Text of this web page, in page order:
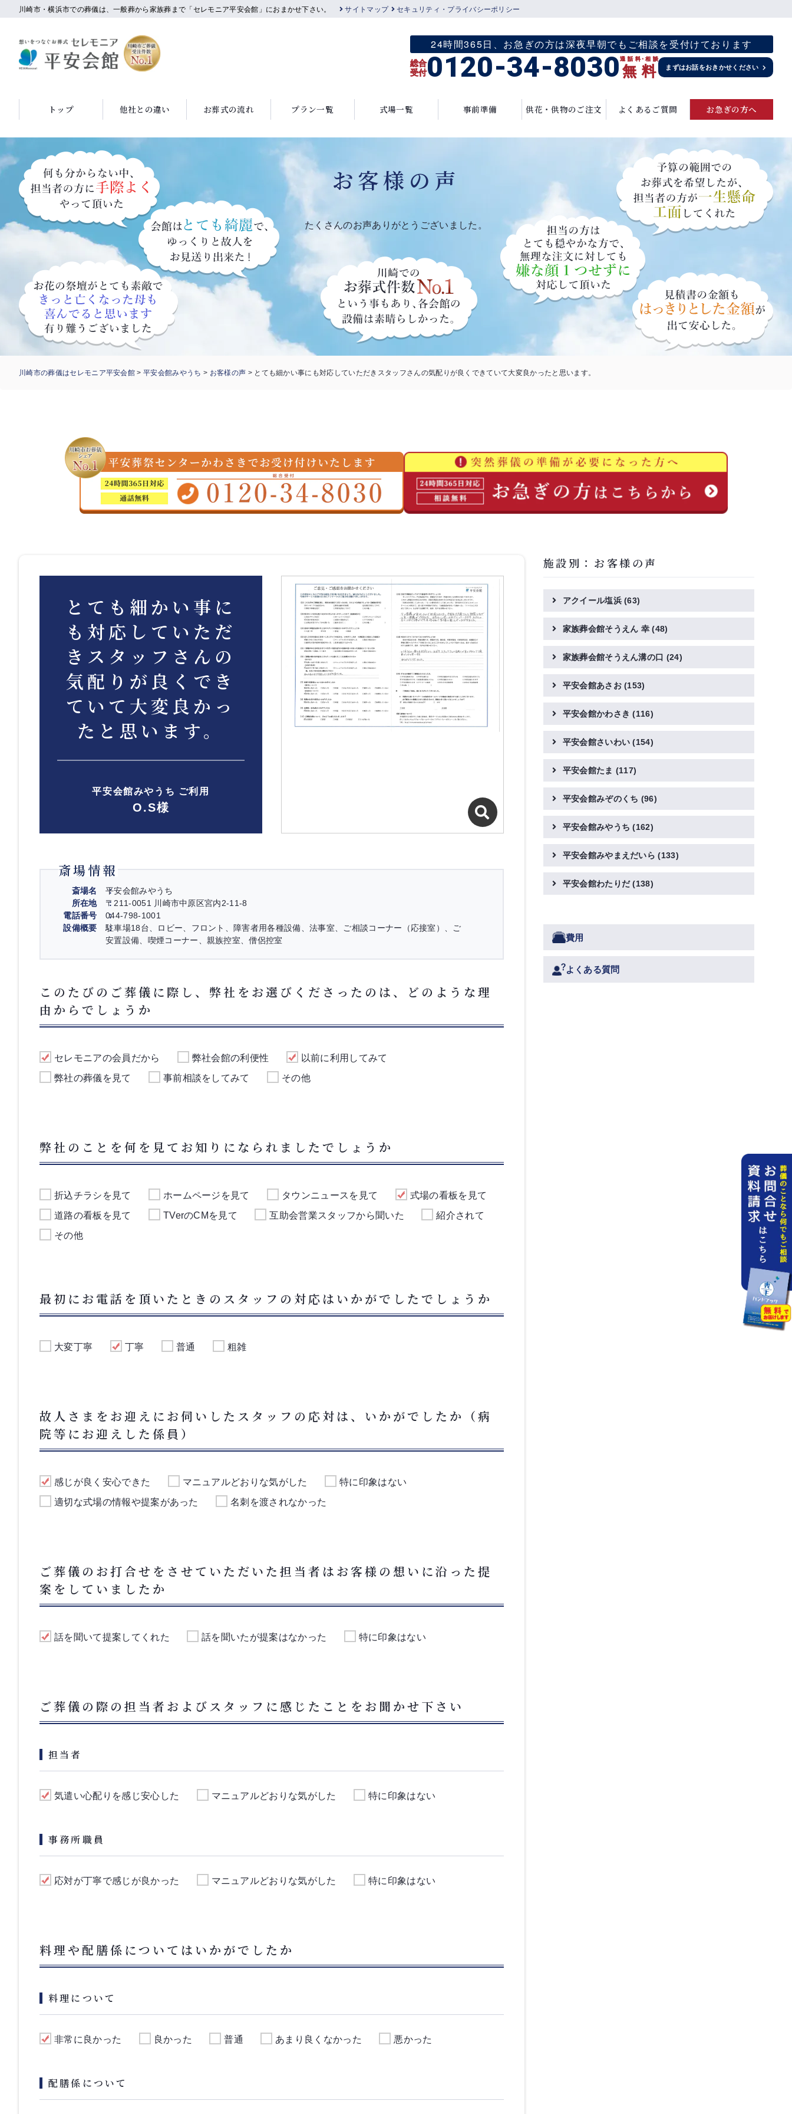
川崎市・横浜市での葬儀は、一般葬から家族葬まで「セレモニア平安会館」におまかせ下さい。 サイトマップ セキュリティ・プライバシーポリシー
24時間365日、お急ぎの方は深夜早朝でもご相談を受付けております
総合
受付0120-34-8030通話料・相談
無 料 まずはお話をおきかせください
トップ 他社との違い お葬式の流れ プラン一覧 式場一覧 事前準備 供花・供物のご注文 よくあるご質問 お急ぎの方へ
お客様の声
たくさんのお声ありがとうございました。
川崎市の葬儀はセレモニア平安会館 >平安会館みやうち > お客様の声 > とても細かい事にも対応していただきスタッフさんの気配りが良くできていて大変良かったと思います。
とても細かい事に
も対応していただ
きスタッフさんの
気配りが良くでき
ていて大変良かっ
たと思います。
平安会館みやうち ご利用
O.S様
斎場情報
斎場名
平安会館みやうち
所在地
〒211-0051 川崎市中原区宮内2-11-8
電話番号
044-798-1001
設備概要
駐車場18台、ロビー、フロント、障害者用各種設備、法事室、ご相談コーナー（応接室）、ご
安置設備、喫煙コーナー、親族控室、僧侶控室
このたびのご葬儀に際し、弊社をお選びくださったのは、どのような理
由からでしょうか
セレモニアの会員だから 弊社会館の利便性
以前に利用してみて
弊社の葬儀を見て
事前相談をしてみて その他
弊社のことを何を見てお知りになられましたでしょうか
折込チラシを見て ホームページを見て タウンニュースを見て
式場の看板を見て
道路の看板を見て
TVerのCMを見て 互助会営業スタッフから聞いた
紹介されて
その他
最初にお電話を頂いたときのスタッフの対応はいかがでしたでしょうか
大変丁寧 丁寧 普通 粗雑
故人さまをお迎えにお伺いしたスタッフの応対は、いかがでしたか（病
院等にお迎えした係員）
感じが良く安心できた マニュアルどおりな気がした
特に印象はない
適切な式場の情報や提案があった
名刺を渡されなかった
ご葬儀のお打合せをさせていただいた担当者はお客様の想いに沿った提
案をしていましたか
話を聞いて提案してくれた 話を聞いたが提案はなかった 特に印象はない
ご葬儀の際の担当者およびスタッフに感じたことをお聞かせ下さい
担当者
気遣い心配りを感じ安心した マニュアルどおりな気がした 特に印象はない
事務所職員
応対が丁寧で感じが良かった マニュアルどおりな気がした 特に印象はない
料理や配膳係についてはいかがでしたか
料理について
非常に良かった 良かった 普通 あまり良くなかった 悪かった
配膳係について
施設別：お客様の声
アクイール塩浜(63)
家族葬会館そうえん 幸(48)
家族葬会館そうえん溝の口 (24)
平安会館あさお(153)
平安会館かわさき(116)
平安会館さいわい(154)
平安会館たま (117)
平安会館みぞのくち (96)
平安会館みやうち(162)
平安会館みやまえだいら(133)
平安会館わたりだ(138)
費用
よくある質問